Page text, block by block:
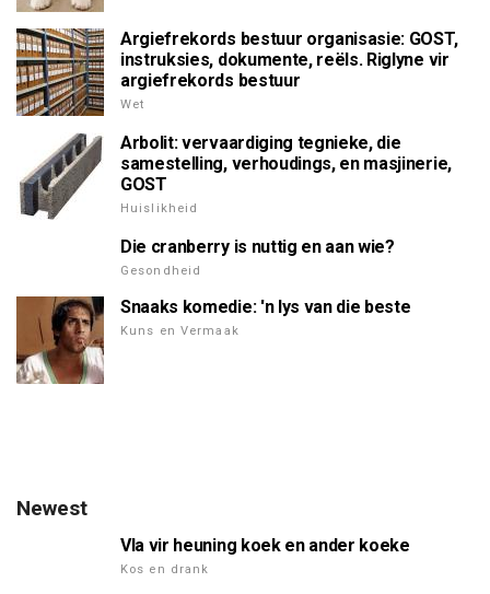
Argiefrekords bestuur organisasie: GOST,
instruksies, dokumente, reëls. Riglyne vir
argiefrekords bestuur
Wet
Arbolit: vervaardiging tegnieke, die
samestelling, verhoudings, en masjinerie,
GOST
Huislikheid
Die cranberry is nuttig en aan wie?
Gesondheid
Snaaks komedie: 'n lys van die beste
Kuns en Vermaak
Newest
Vla vir heuning koek en ander koeke
Kos en drank